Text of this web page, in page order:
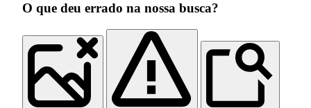
O que deu errado na nossa busca?